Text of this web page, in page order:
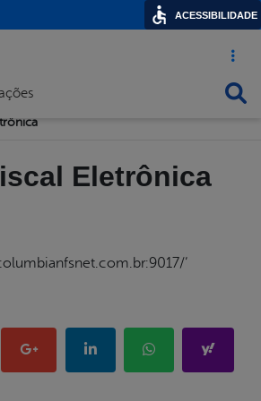
Acesso
de navegação
Eletrônica
’
ACESSIBILIDADE